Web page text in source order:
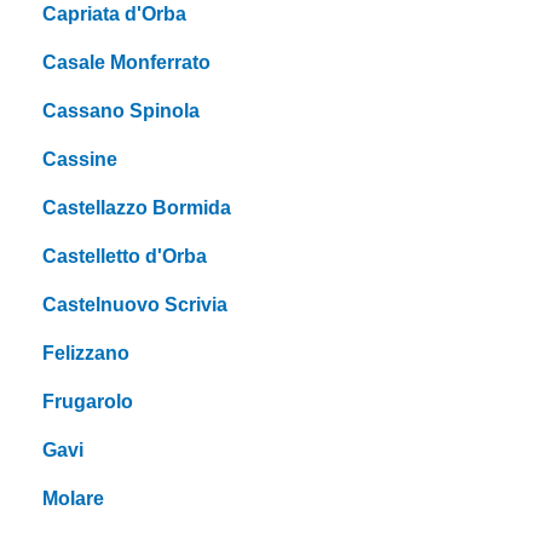
Capriata d'Orba
Casale Monferrato
Cassano Spinola
Cassine
Castellazzo Bormida
Castelletto d'Orba
Castelnuovo Scrivia
Felizzano
Frugarolo
Gavi
Molare